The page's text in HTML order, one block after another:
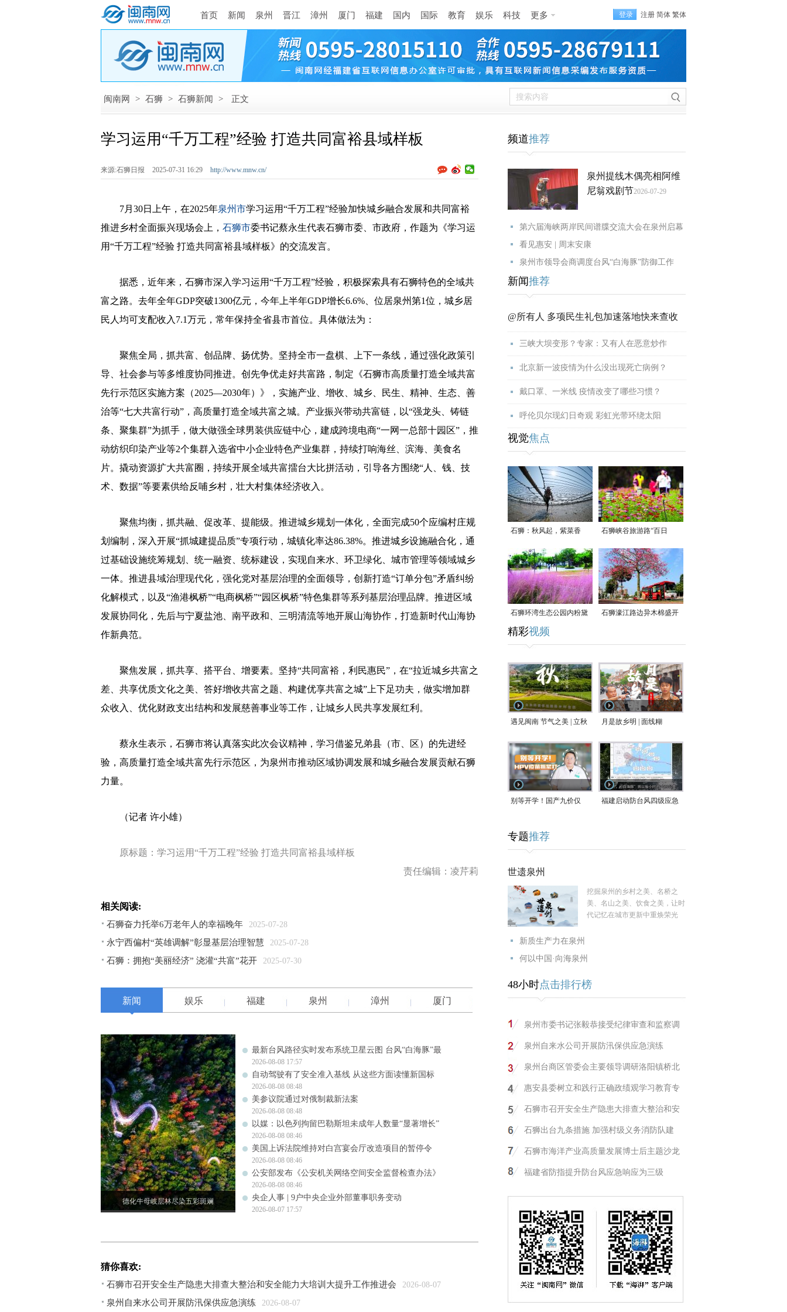
首页 新闻 泉州 晋江 漳州 厦门 福建 国内 国际 教育 娱乐 科技 更多 登录 注册 简体 繁体
闽南网 > 石狮 > 石狮新闻 > 正文
学习运用“千万工程”经验 打造共同富裕县域样板
来源:石狮日报 2025-07-31 16:29 http://www.mnw.cn/
7月30日上午，在2025年泉州市学习运用“千万工程”经验加快城乡融合发展和共同富裕
推进乡村全面振兴现场会上， 石狮市委书记蔡永生代表石狮市委、市政府，作题为《学习运
用“千万工程”经验 打造共同富裕县域样板》的交流发言。
据悉，近年来，石狮市深入学习运用“千万工程”经验，积极探索具有石狮特色的全域共
富之路。去年全年GDP突破1300亿元，今年上半年GDP增长6.6%、位居泉州第1位，城乡居
民人均可支配收入7.1万元，常年保持全省县市首位。具体做法为：
聚焦全局，抓共富、创品牌、扬优势。坚持全市一盘棋、上下一条线，通过强化政策引
导、社会参与等多维度协同推进。创先争优走好共富路，制定《石狮市高质量打造全域共富
先行示范区实施方案（2025—2030年）》，实施产业、增收、城乡、民生、精神、生态、善
治等“七大共富行动”，高质量打造全域共富之城。产业振兴带动共富链，以“强龙头、铸链
条、聚集群”为抓手，做大做强全球男装供应链中心，建成跨境电商“一网一总部十园区”，推
动纺织印染产业等2个集群入选省中小企业特色产业集群，持续打响海丝、滨海、美食名
片。撬动资源扩大共富圈，持续开展全域共富擂台大比拼活动，引导各方围绕“人、钱、技
术、数据”等要素供给反哺乡村，壮大村集体经济收入。
聚焦均衡，抓共融、促改革、提能级。推进城乡规划一体化，全面完成50个应编村庄规
划编制，深入开展“抓城建提品质”专项行动，城镇化率达86.38%。推进城乡设施融合化，通
过基础设施统筹规划、统一融资、统标建设，实现自来水、环卫绿化、城市管理等领域城乡
一体。推进县域治理现代化，强化党对基层治理的全面领导，创新打造“订单分包”矛盾纠纷
化解模式，以及“渔港枫桥”“电商枫桥”“园区枫桥”特色集群等系列基层治理品牌。推进区域
发展协同化，先后与宁夏盐池、南平政和、三明清流等地开展山海协作，打造新时代山海协
作新典范。
聚焦发展，抓共享、搭平台、增要素。坚持“共同富裕，利民惠民”，在“拉近城乡共富之
差、共享优质文化之美、答好增收共富之题、构建优享共富之城”上下足功夫，做实增加群
众收入、优化财政支出结构和发展慈善事业等工作，让城乡人民共享发展红利。
蔡永生表示，石狮市将认真落实此次会议精神，学习借鉴兄弟县（市、区）的先进经
验，高质量打造全域共富先行示范区，为泉州市推动区域协调发展和城乡融合发展贡献石狮
力量。
（记者 许小雄）
原标题：学习运用“千万工程”经验 打造共同富裕县域样板
责任编辑：凌芹莉
相关阅读:
石狮奋力托举6万老年人的幸福晚年 2025-07-28
永宁西偏村“英雄调解”彰显基层治理智慧 2025-07-28
石狮：拥抱“美丽经济” 浇灌“共富”花开 2025-07-30
新闻 娱乐 福建 泉州 漳州 厦门
德化牛母岐层林尽染五彩斑斓
最新台风路径实时发布系统卫星云图 台风“白海豚”最
2026-08-08 17:57
自动驾驶有了安全准入基线 从这些方面读懂新国标
2026-08-08 08:48
美参议院通过对俄制裁新法案
2026-08-08 08:48
以媒：以色列拘留巴勒斯坦未成年人数量“显著增长”
2026-08-08 08:46
美国上诉法院维持对白宫宴会厅改造项目的暂停令
2026-08-08 08:46
公安部发布《公安机关网络空间安全监督检查办法》
2026-08-08 08:46
央企人事 | 9户中央企业外部董事职务变动
2026-08-07 17:57
猜你喜欢:
石狮市召开安全生产隐患大排查大整治和安全能力大培训大提升工作推进会 2026-08-07
泉州自来水公司开展防汛保供应急演练 2026-08-07
频道推荐
泉州提线木偶亮相阿维
尼翁戏剧节2026-07-29
第六届海峡两岸民间谱牒交流大会在泉州启幕
看见惠安 | 周末安康
泉州市领导会商调度台风“白海豚”防御工作
新闻推荐
@所有人 多项民生礼包加速落地快来查收
三峡大坝变形？专家：又有人在恶意炒作
北京新一波疫情为什么没出现死亡病例？
戴口罩、一米线 疫情改变了哪些习惯？
呼伦贝尔现幻日奇观 彩虹光带环绕太阳
视觉焦点
石狮：秋风起，紫菜香 石狮峡谷旅游路“百日
草”争相斗艳
石狮环湾生态公园内粉黛
乱子草盛放
石狮濠江路边异木棉盛开
精彩视频
遇见闽南 节气之美 | 立秋 月是故乡明 | 面线糊
别等开学！国产九价仅
紧打
福建启动防台风四级应急
专题推荐
世遗泉州
挖掘泉州的乡村之美、名桥之
美、名山之美、饮食之美，让时
代记忆在城市更新中重焕荣光
新质生产力在泉州
何以中国·向海泉州
48小时点击排行榜
泉州市委书记张毅恭接受纪律审查和监察调
泉州自来水公司开展防汛保供应急演练
泉州台商区管委会主要领导调研洛阳镇桥北
惠安县委树立和践行正确政绩观学习教育专
石狮市召开安全生产隐患大排查大整治和安
石狮出台九条措施 加强村级义务消防队建
石狮市海洋产业高质量发展博士后主题沙龙
福建省防指提升防台风应急响应为三级